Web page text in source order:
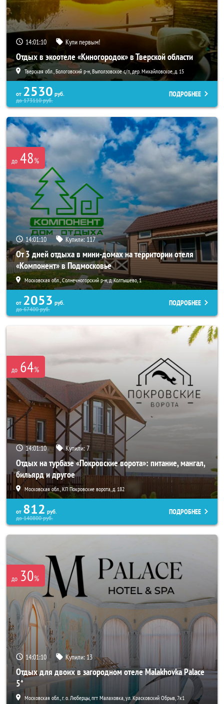
14:01:09 Купи первым!
Отдых в экоотеле «Киногородок» в Тверской области
Тверская обл., Бологовский р-н, Выползовское с/п, дер. Михайловское, д. 15
от 2530 руб.
до173110руб.
ПОДРОБНЕЕ
до 48%
14:01:09 Купили: 117
От 3 дней отдыха в мини-домах на территории отеля
«Компонент» в Подмосковье
Московская обл., Солнечногорский р-н, д. Колтышево, 1
от 2053 руб.
до67400руб.
ПОДРОБНЕЕ
до 64%
14:01:09 Купили:7
Отдых на турбазе «Покровские ворота»: питание, мангал,
бильярд и другое
Московская обл., КП Покровские ворота, д. 182
от 812 руб.
до140800руб.
ПОДРОБНЕЕ
до 30%
14:01:09 Купили: 13
Отдых для двоих в загородном отеле Malakhovka Palace
5*
Московская обл., г. о. Люберцы, пгт Малаховка, ул. Красковский Обрыв, 7к1